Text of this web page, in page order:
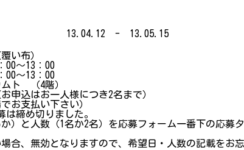
13.04.12 - 13.05.15
い布）
～13：00
～13：00
ト （4階）
申込はお一人様につき2名まで）
お支払い下さい）
は締め切りました。
）と人数（1名か2名）を応募フォーム一番下の応募
合、無効となりますので、希望日・人数の記載をお